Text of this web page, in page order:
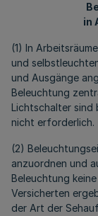
in
(1) In
und
und Ausgänge
Beleuchtung
Lichtschalter sind
nicht erforderlich.
(2)
anzuordnen und
Beleuchtung
Versicherten
der Art der